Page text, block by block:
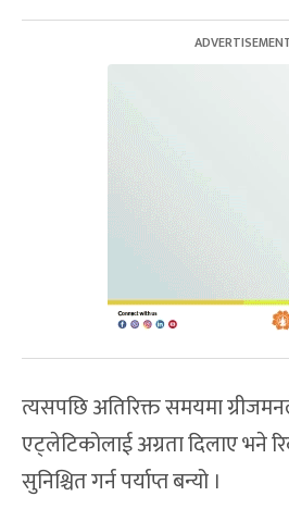
त्यसपछि अतिरिक्त समयमा
एट्लेटिकोलाई अग्रता दिलाए भने
सुनिश्चित गर्न पर्याप्त बन्यो ।